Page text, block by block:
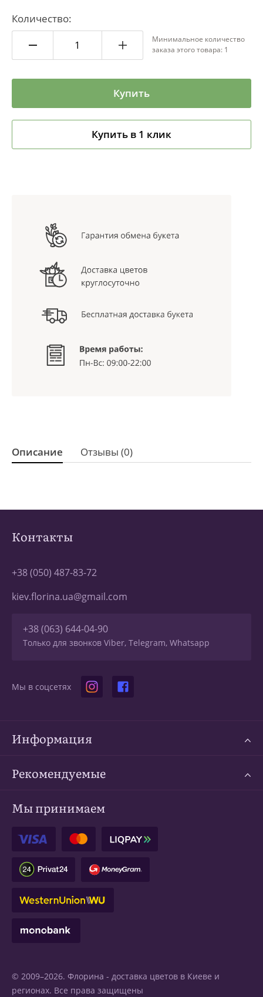
Количество:
Минимальное количество
заказа этого товара: 1
Купить
Купить в 1 клик
Описание Отзывы (0)
Контакты
+38 (050) 487-83-72
kiev.florina.ua@gmail.com
+38 (063) 644-04-90
Только для звонков Viber, Telegram, Whatsapp
Мы в соцсетях
Информация
Рекомендуемые
Мы принимаем
© 2009–2026. Флорина - доставка цветов в Киеве и
регионах. Все права защищены